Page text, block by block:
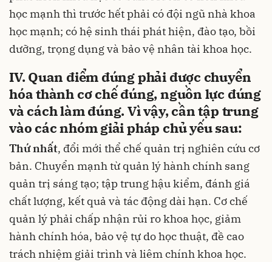
học mạnh thì trước hết phải có đội ngũ nhà khoa
học mạnh; có hệ sinh thái phát hiện, đào tạo, bồi
dưỡng, trọng dụng và bảo vệ nhân tài khoa học.
IV. Quan điểm đúng phải được chuyển
hóa thành cơ chế đúng, nguồn lực đúng
và cách làm đúng. Vì vậy, cần tập trung
vào các nhóm giải pháp chủ yếu sau:
Thứ nhất, đổi mới thể chế quản trị nghiên cứu cơ
bản. Chuyển mạnh từ quản lý hành chính sang
quản trị sáng tạo; tập trung hậu kiểm, đánh giá
chất lượng, kết quả và tác động dài hạn. Cơ chế
quản lý phải chấp nhận rủi ro khoa học, giảm
hành chính hóa, bảo vệ tự do học thuật, đề cao
trách nhiệm giải trình và liêm chính khoa học.